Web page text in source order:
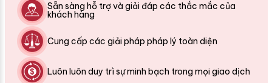
Sẵn sàng hỗ trợ và giải đáp các thắc mắc của
khách hàng
Cung cấp các giải pháp pháp lý toàn diện
Luôn luôn duy trì sự minh bạch trong mọi giao dịch